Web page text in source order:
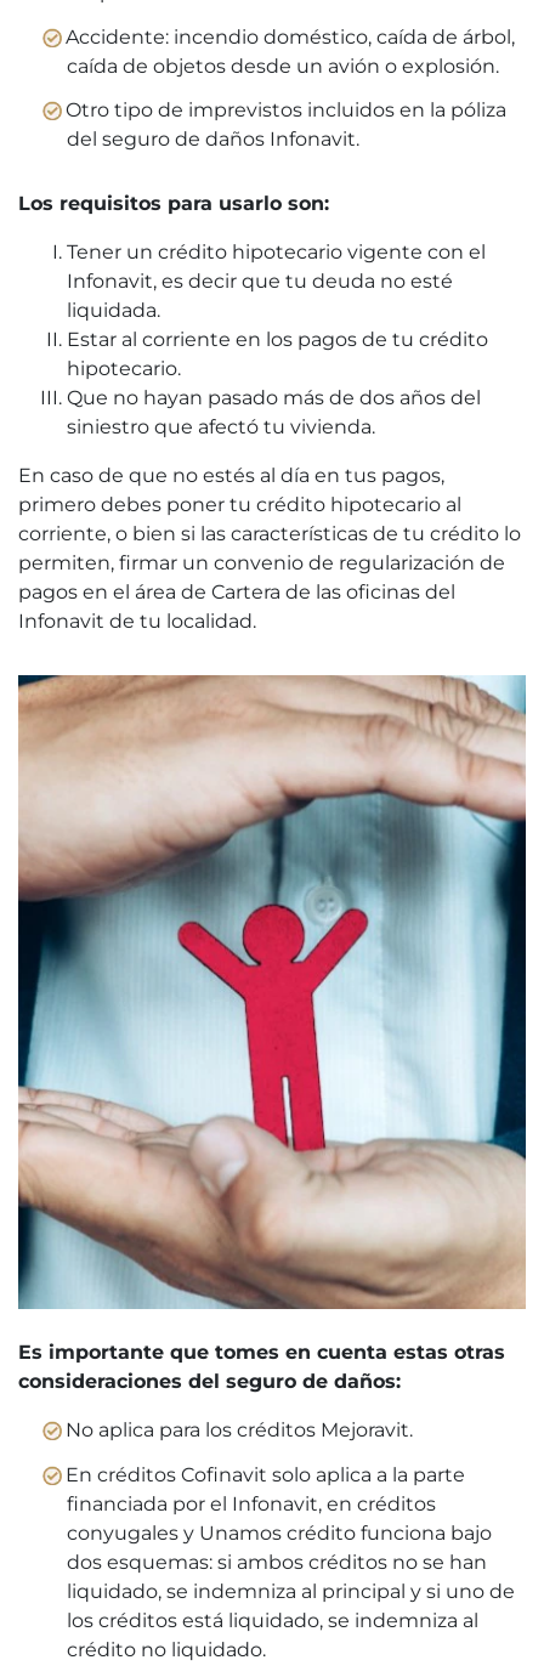
Accidente: incendio doméstico, caída de árbol,
caída de objetos desde un avión o explosión.
Otro tipo de imprevistos incluidos en la póliza
del seguro de daños Infonavit.
Los requisitos para usarlo son:
Tener un crédito hipotecario vigente con el
Infonavit, es decir que tu deuda no esté
liquidada.
Estar al corriente en los pagos de tu crédito
hipotecario.
Que no hayan pasado más de dos años del
siniestro que afectó tu vivienda.
En caso de que no estés al día en tus pagos,
primero debes poner tu crédito hipotecario al
corriente, o bien si las características de tu crédito lo
permiten, firmar un convenio de regularización de
pagos en el área de Cartera de las oficinas del
Infonavit de tu localidad.
Es importante que tomes en cuenta estas otras
consideraciones del seguro de daños:
No aplica para los créditos Mejoravit.
En créditos Cofinavit solo aplica a la parte
financiada por el Infonavit, en créditos
conyugales y Unamos crédito funciona bajo
dos esquemas: si ambos créditos no se han
liquidado, se indemniza al principal y si uno de
los créditos está liquidado, se indemniza al
crédito no liquidado.